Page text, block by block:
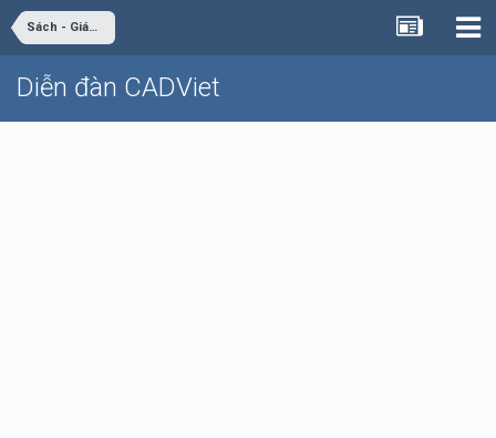
Sách - Giáo trình - Tài liệu
Diễn đàn CADViet